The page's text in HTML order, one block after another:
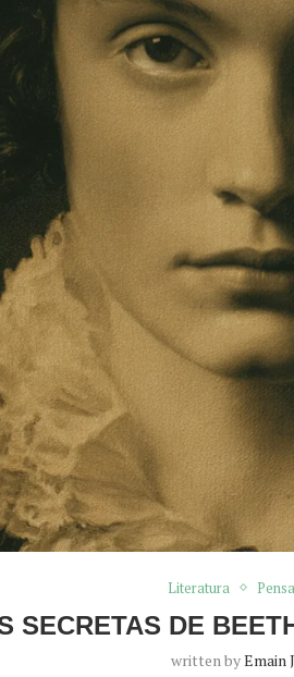
Literatura
SECRETAS DE
written byEmain